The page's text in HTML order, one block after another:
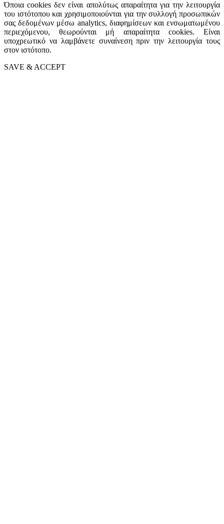
Όποια cookies δεν είναι απολύτως απαραίτητα για την λειτουργία
του ιστότοπου και χρησιμοποιούνται για την συλλογή προσωπικών
σας δεδομένων μέσω analytics, διαφημίσεων και ενσωματωμένου
περιεχόμενου, θεωρούνται μή απαραίτητα cookies. Είναι
υποχρεωτικό να λαμβάνετε συναίνεση πριν την λειτουργία τους
στον ιστότοπο.
SAVE & ACCEPT